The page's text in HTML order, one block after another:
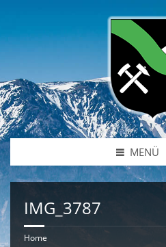
MENÜ
IMG_3787
Home